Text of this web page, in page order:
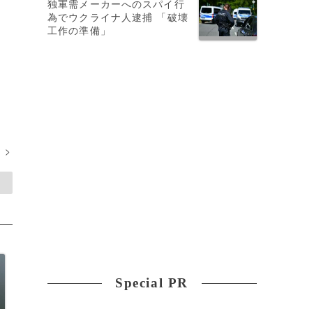
>
独軍需メーカーへのスパイ行
為でウクライナ人逮捕 「破壊
工作の準備」
Special PR